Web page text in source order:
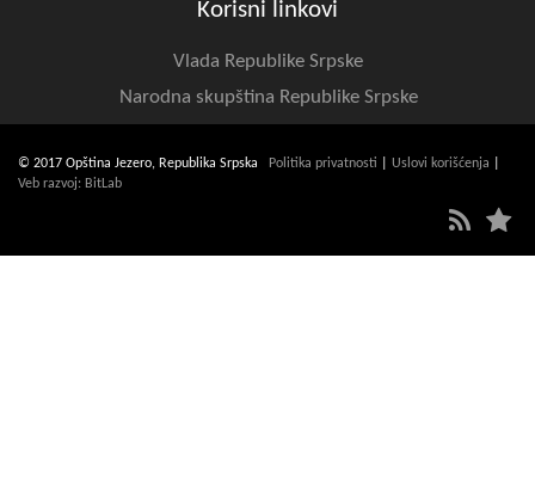
Korisni linkovi
Vlada Republike Srpske
Narodna skupština Republike Srpske
© 2017 Opština Jezero, Republika Srpska Politika privatnosti Uslovi korišćenja
Veb razvoj: BitLab